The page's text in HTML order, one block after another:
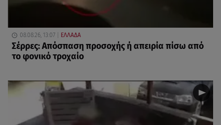
08.08.26, 13:07 ΕΛΛΑΔΑ
Σέρρες: Απόσπαση προσοχής ή απειρία πίσω από
το φονικό τροχαίο